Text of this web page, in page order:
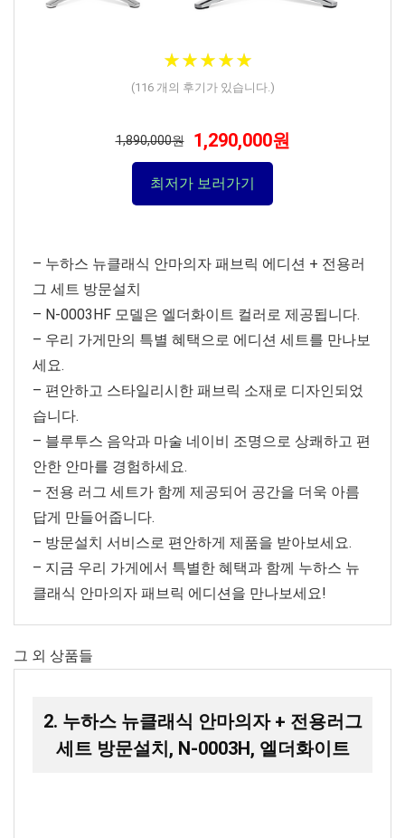
★★★★★
★★★★★
(116개의 후기가 있습니다.)
1,890,000원 1,290,000원
최저가 보러가기
– 누하스 뉴클래식 안마의자 패브릭 에디션 + 전용러
그 세트 방문설치
– N-0003HF 모델은 엘더화이트 컬러로 제공됩니다.
– 우리 가게만의 특별 혜택으로 에디션 세트를 만나보
세요.
– 편안하고 스타일리시한 패브릭 소재로 디자인되었
습니다.
– 블루투스 음악과 마술 네이비 조명으로 상쾌하고 편
안한 안마를 경험하세요.
– 전용 러그 세트가 함께 제공되어 공간을 더욱 아름
답게 만들어줍니다.
– 방문설치 서비스로 편안하게 제품을 받아보세요.
– 지금 우리 가게에서 특별한 혜택과 함께 누하스 뉴
클래식 안마의자 패브릭 에디션을 만나보세요!
그 외 상품들
2. 누하스 뉴클래식 안마의자 + 전용러그
세트 방문설치, N-0003H, 엘더화이트